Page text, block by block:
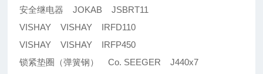
安全继电器 JOKAB JSBRT11
VISHAY VISHAY IRFD110
VISHAY VISHAY IRFP450
锁紧垫圈（弹簧钢） Co. SEEGER J440x7